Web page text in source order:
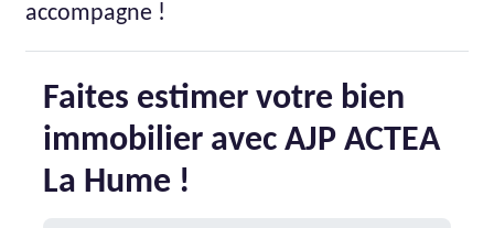
ENTREPRISES
DEVENIR FRANCHISÉ
accompagne !
Faites estimer votre bien
immobilier avec AJP ACTEA
La Hume !